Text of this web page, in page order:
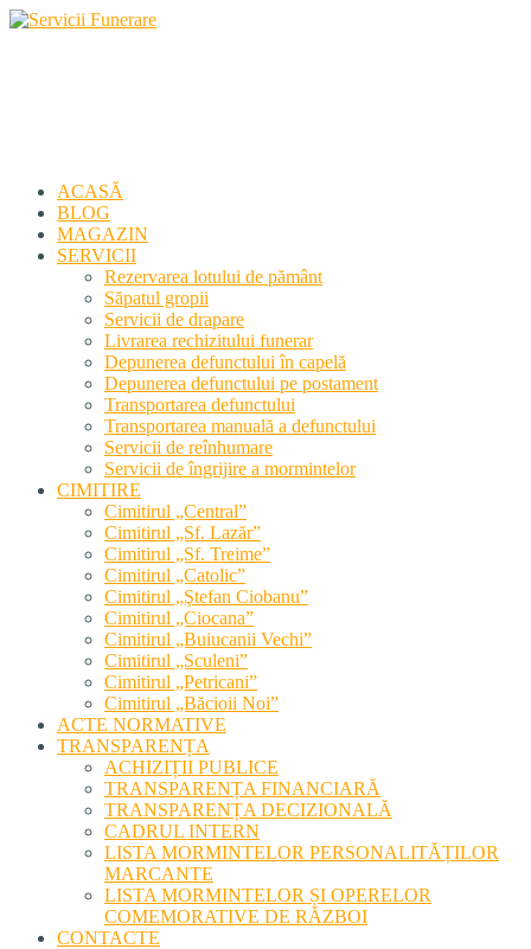
ACASĂ
BLOG
MAGAZIN
SERVICII
Rezervarea lotului de pământ
Săpatul gropii
Servicii de drapare
Livrarea rechizitului funerar
Depunerea defunctului în capelă
Depunerea defunctului pe postament
Transportarea defunctului
Transportarea manuală a defunctului
Servicii de reînhumare
Servicii de îngrijire a mormintelor
CIMITIRE
Cimitirul „Central”
Cimitirul „Sf. Lazăr”
Cimitirul „Sf. Treime”
Cimitirul „Catolic”
Cimitirul „Ştefan Ciobanu”
Cimitirul „Ciocana”
Cimitirul „Buiucanii Vechi”
Cimitirul „Sculeni”
Cimitirul „Petricani”
Cimitirul „Băcioii Noi”
ACTE NORMATIVE
TRANSPARENȚA
ACHIZIȚII PUBLICE
TRANSPARENȚA FINANCIARĂ
TRANSPARENȚA DECIZIONALĂ
CADRUL INTERN
LISTA MORMINTELOR PERSONALITĂȚILOR
MARCANTE
LISTA MORMINTELOR ȘI OPERELOR
COMEMORATIVE DE RĂZBOI
CONTACTE